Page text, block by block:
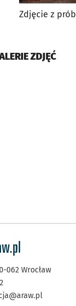
Zdjęcie z
ZDJĘĆ
062 Wrocław